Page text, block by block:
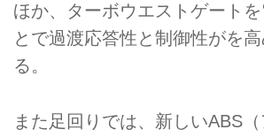
ほか、ターボウエストゲート
とで過渡応答性と制御性がを
る。
また足回りでは、新しいABS